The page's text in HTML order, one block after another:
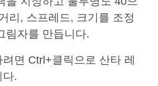
리, 스프레드, 크기를 조정
림자를 만듭니다.
면 Ctrl+클릭으로 산타 레
다.